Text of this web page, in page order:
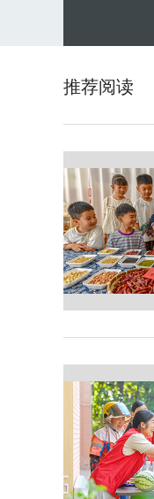
推荐阅读